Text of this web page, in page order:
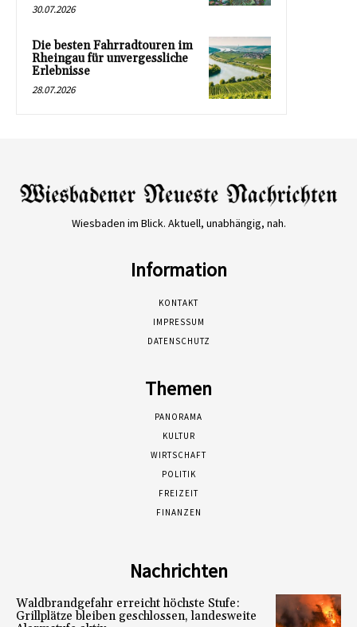
30.07.2026
Die besten Fahrradtouren im
Rheingau für unvergessliche
Erlebnisse
28.07.2026
Wiesbaden im Blick. Aktuell, unabhängig, nah.
Information
KONTAKT
IMPRESSUM
DATENSCHUTZ
Themen
PANORAMA
KULTUR
WIRTSCHAFT
POLITIK
FREIZEIT
FINANZEN
Nachrichten
Waldbrandgefahr erreicht höchste Stufe:
Grillplätze bleiben geschlossen, landesweite